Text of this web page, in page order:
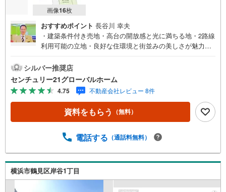
画像16枚
おすすめポイント 長谷川 幸夫
・建築条件付き売地・高台の開放感と光に満ちる地・2路線
利用可能の立地・良好な住環境と街並みの美しさが魅力の
もセレクトできます▼センチュリー21グローバルホームは
こんな会社です▼・ 地域密着、横浜市神奈川区を中心に不
動産多数お取り扱いしています。戸建、マンション、土地
の購入から売却までお家にまつわることは何でもお任せく
ださい。・経験豊富なスタッフが揃っています。住宅ロー
ン、保険、不動産に関わる各種手続きは、お客様に最適な
情報も知り尽くしてます！学区のことからグルメ情報まで
休日:水曜日）この時間帯はお電話でのお問い合わせがスム
ーズにご案内できます。★物件ツアー大歓迎です！「室
内・現地を見学する」ボタンよりお問合せ下さい。スタッ
フよりご案内可能な日程をご連絡させていただきます。
シルバー推奨店
センチュリー21グローバルホーム
4.75 不動産会社レビュー 8件
資料をもらう （無料）
電話する （通話料無料）
横浜市鶴見区岸谷1丁目